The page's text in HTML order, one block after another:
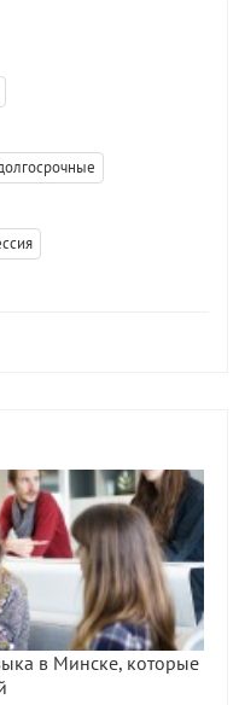
в Минске, которые